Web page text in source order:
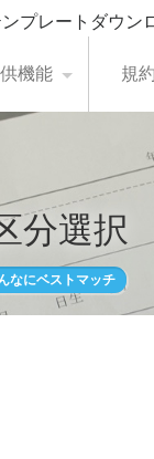
プレートダウ
機能 規
分選択
なにベストマッチ